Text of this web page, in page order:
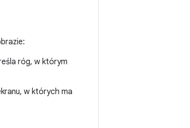
róg, w którym
w których ma